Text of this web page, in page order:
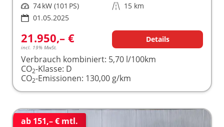
Leistung 74 kW (101 PS) Kilometerstand 15 km
01.05.2025
21.950,– €
incl. 19% MwSt.
Details
Verbrauch kombiniert: 5,70 l/100km
CO2-Klasse: D
CO2-Emissionen: 130,00 g/km
ab 151,– € mtl.